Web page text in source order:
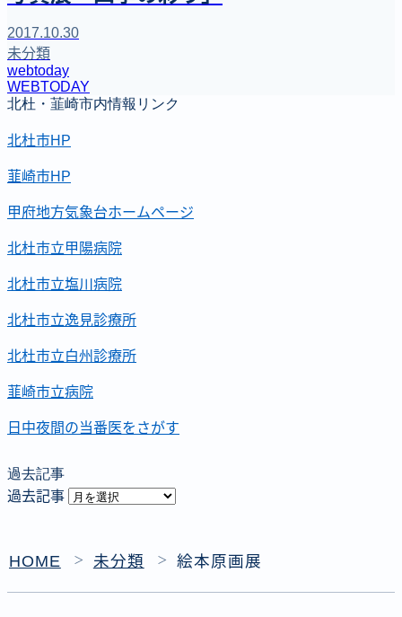
2017.10.30
未分類
webtoday
WEBTODAY
北杜・韮崎市内情報リンク
北杜市HP
韮崎市HP
甲府地方気象台ホームページ
北杜市立甲陽病院
北杜市立塩川病院
北杜市立逸見診療所
北杜市立白州診療所
韮崎市立病院
日中夜間の当番医をさがす
過去記事
過去記事
HOME ＞ 未分類 ＞ 絵本原画展